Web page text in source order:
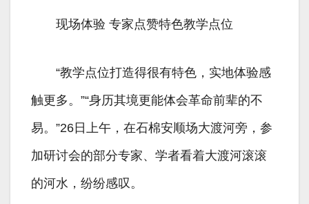
现场体验 专家点赞特色教学点位
“教学点位打造得很有特色，实地体验感
触更多。”“身历其境更能体会革命前辈的不
易。”26日上午，在石棉安顺场大渡河旁，参
加研讨会的部分专家、学者看着大渡河滚滚
的河水，纷纷感叹。